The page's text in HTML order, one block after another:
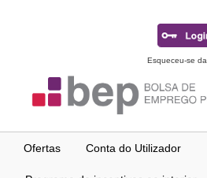
Esqueceu-se
Ofertas Conta do Utilizador